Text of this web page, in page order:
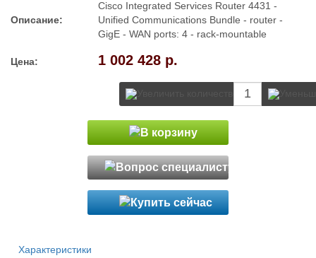
Описание:
Cisco Integrated Services Router 4431 -
Unified Communications Bundle - router -
GigE - WAN ports: 4 - rack-mountable
Цена: 1 002 428 р.
Характеристики